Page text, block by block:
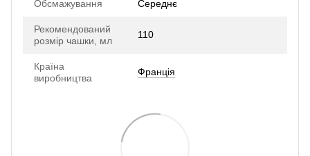
Обсмажування Середнє
Рекомендований
розмір чашки, мл
110
Країна
виробництва
Франція